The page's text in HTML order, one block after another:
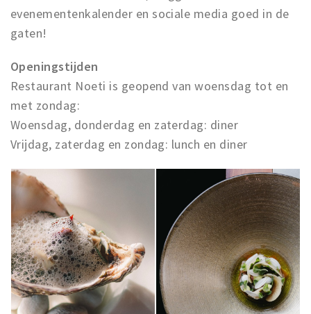
evenementenkalender en sociale media goed in de
gaten!
Openingstijden
Restaurant Noeti is geopend van woensdag tot en
met zondag:
Woensdag, donderdag en zaterdag: diner
Vrijdag, zaterdag en zondag: lunch en diner